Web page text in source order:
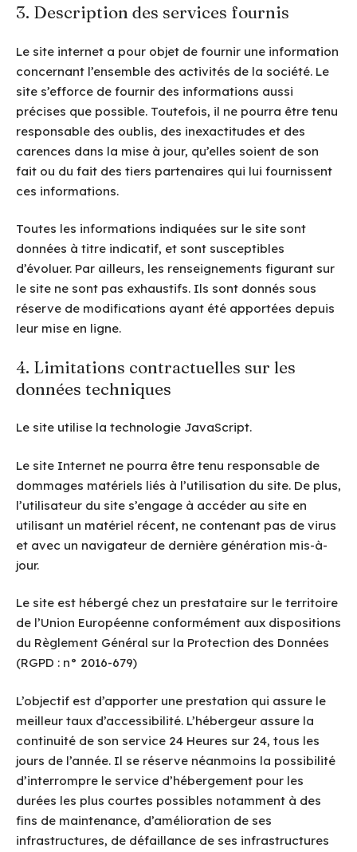
3. Description des services fournis
Le site internet a pour objet de fournir une information
concernant l’ensemble des activités de la société. Le
site s’efforce de fournir des informations aussi
précises que possible. Toutefois, il ne pourra être tenu
responsable des oublis, des inexactitudes et des
carences dans la mise à jour, qu’elles soient de son
fait ou du fait des tiers partenaires qui lui fournissent
ces informations.
Toutes les informations indiquées sur le site sont
données à titre indicatif, et sont susceptibles
d’évoluer. Par ailleurs, les renseignements figurant sur
le site ne sont pas exhaustifs. Ils sont donnés sous
réserve de modifications ayant été apportées depuis
leur mise en ligne.
4. Limitations contractuelles sur les
données techniques
Le site utilise la technologie JavaScript.
Le site Internet ne pourra être tenu responsable de
dommages matériels liés à l’utilisation du site. De plus,
l’utilisateur du site s’engage à accéder au site en
utilisant un matériel récent, ne contenant pas de virus
et avec un navigateur de dernière génération mis-à-
jour.
Le site est hébergé chez un prestataire sur le territoire
de l’Union Européenne conformément aux dispositions
du Règlement Général sur la Protection des Données
(RGPD : n° 2016-679)
L’objectif est d’apporter une prestation qui assure le
meilleur taux d’accessibilité. L’hébergeur assure la
continuité de son service 24 Heures sur 24, tous les
jours de l’année. Il se réserve néanmoins la possibilité
d’interrompre le service d’hébergement pour les
durées les plus courtes possibles notamment à des
fins de maintenance, d’amélioration de ses
infrastructures, de défaillance de ses infrastructures